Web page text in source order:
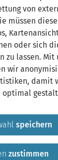
Impressum
von
müssen
oder sich
zu lassen. Mit
wir
damit
speichern
zustimmen